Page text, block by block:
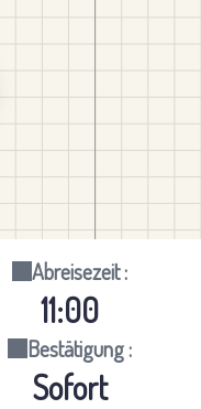
Abreisezeit :
11:00
Bestätigung :
Sofort